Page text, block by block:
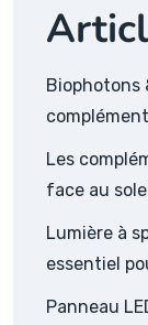
Biophotons
complément
Les
face au
Lumière à
essentiel
Panneau